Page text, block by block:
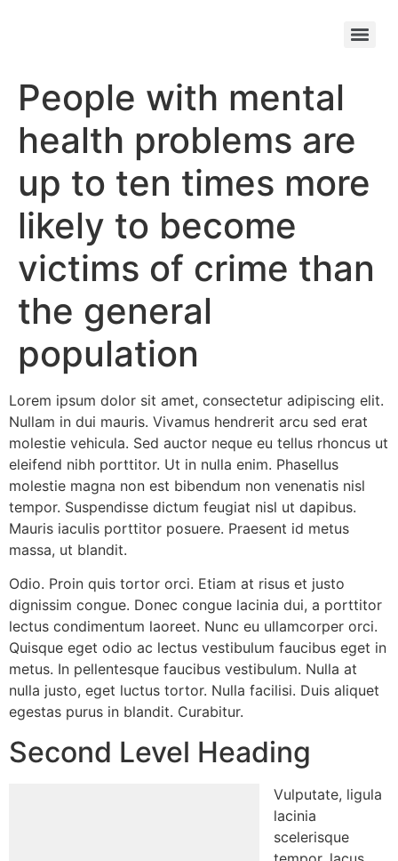
People with mental
health problems are
up to ten times more
likely to become
victims of crime than
the general
population
Lorem ipsum dolor sit amet, consectetur adipiscing elit.
Nullam in dui mauris. Vivamus hendrerit arcu sed erat
molestie vehicula. Sed auctor neque eu tellus rhoncus ut
eleifend nibh porttitor. Ut in nulla enim. Phasellus
molestie magna non est bibendum non venenatis nisl
tempor. Suspendisse dictum feugiat nisl ut dapibus.
Mauris iaculis porttitor posuere. Praesent id metus
massa, ut blandit.
Odio. Proin quis tortor orci. Etiam at risus et justo
dignissim congue. Donec congue lacinia dui, a porttitor
lectus condimentum laoreet. Nunc eu ullamcorper orci.
Quisque eget odio ac lectus vestibulum faucibus eget in
metus. In pellentesque faucibus vestibulum. Nulla at
nulla justo, eget luctus tortor. Nulla facilisi. Duis aliquet
egestas purus in blandit. Curabitur.
Second Level Heading
Vulputate, ligula
lacinia
scelerisque